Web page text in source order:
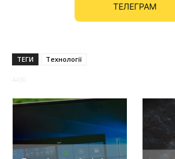
ТЕЛЕГРАМ
ТЕГИ Технології